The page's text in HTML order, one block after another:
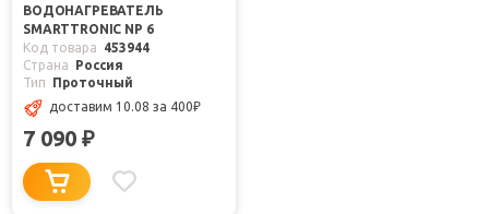
ВОДОНАГРЕВАТЕЛЬ
SMARTTRONIC NP 6
Код товара
453944
Страна
Россия
Тип
Проточный
доставим 10.08 за 400₽
7 090 ₽